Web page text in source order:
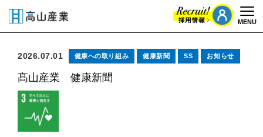
MENU
2026.07.01 健康への取り組み 健康新聞 SS お知らせ
髙山産業 健康新聞